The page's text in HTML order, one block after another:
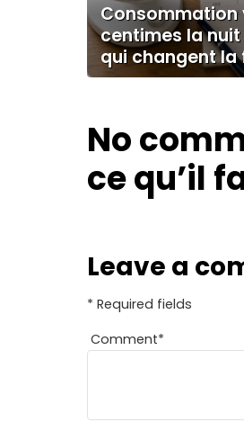
Consommation
centimes la
qui changent
No
ce qu’il
Leave a
* Required fields
Comment*